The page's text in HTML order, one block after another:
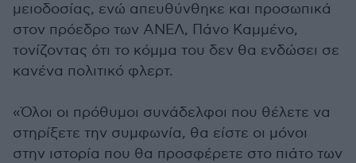
μειοδοσίας, ενώ απευθύνθηκε και προσωπικά
στον πρόεδρο των ΑΝΕΛ, Πάνο Καμμένο,
τονίζοντας ότι το κόμμα του δεν θα ενδώσει σε
κανένα πολιτικό φλερτ.
«Όλοι οι πρόθυμοι συνάδελφοι που θέλετε να
στηρίξετε την συμφωνία, θα είστε οι μόνοι
στην ιστορία που θα προσφέρετε στο πιάτο των